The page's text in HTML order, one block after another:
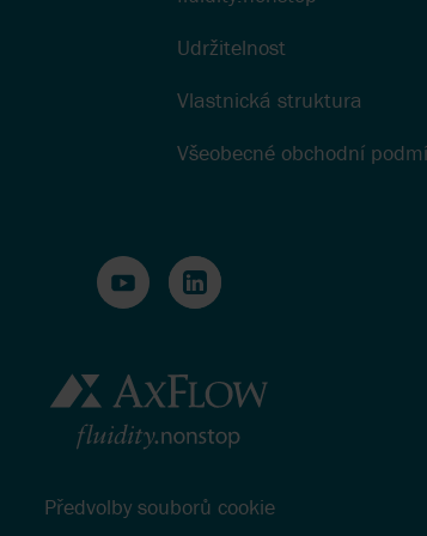
Udržitelnost
Vlastnická struktura
Všeobecné obchodní
Předvolby souborů cookie